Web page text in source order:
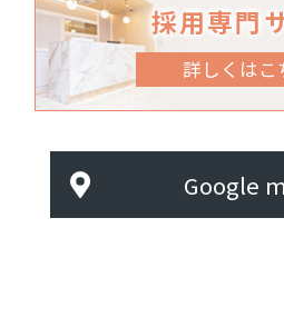
採用専門
詳しくはこ
Google